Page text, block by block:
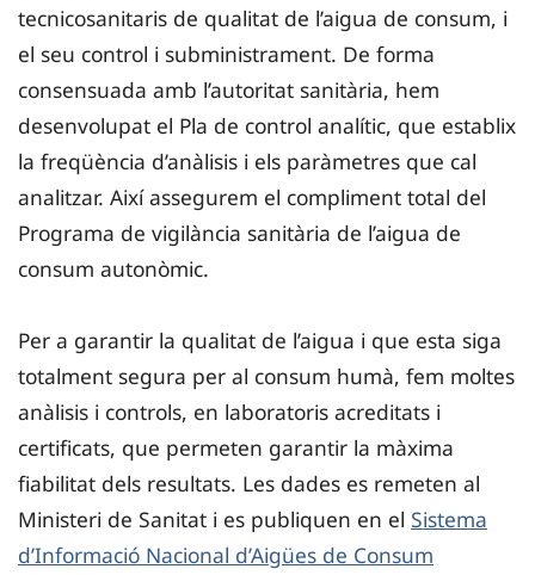
tecnicosanitaris de qualitat de l’aigua de consum, i
el seu control i subministrament. De forma
consensuada amb l’autoritat sanitària, hem
desenvolupat el Pla de control analític, que establix
la freqüència d’anàlisis i els paràmetres que cal
analitzar. Així assegurem el compliment total del
Programa de vigilància sanitària de l’aigua de
consum autonòmic.
Per a garantir la qualitat de l’aigua i que esta siga
totalment segura per al consum humà, fem moltes
anàlisis i controls, en laboratoris acreditats i
certificats, que permeten garantir la màxima
fiabilitat dels resultats. Les dades es remeten al
Ministeri de Sanitat i es publiquen en el Sistema
d’Informació Nacional d’Aigües de Consum